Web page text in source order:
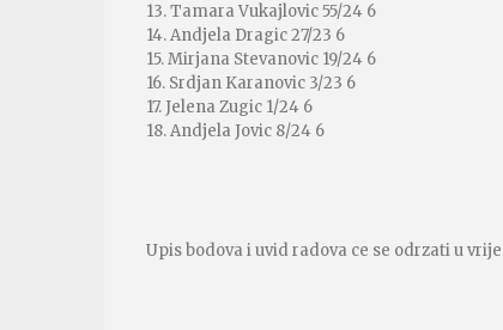
13. Tamara Vukajlovic 55/24 6
14. Andjela Dragic 27/23 6
15. Mirjana Stevanovic 19/24 6
16. Srdjan Karanovic 3/23 6
17. Jelena Zugic 1/24 6
18. Andjela Jovic 8/24 6
Upis bodova i uvid radova ce se odrzati u